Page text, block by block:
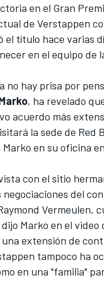
en el Gran
de Verstappen
el título hace varias
en el equipo de
no hay prisa por
, ha revelado
acuerdo más
la sede de Red
en su oficina
con el sitio
negociaciones del
Vermeulen,
dijo Marko en el
extensión de
tampoco ha
en una "familia"